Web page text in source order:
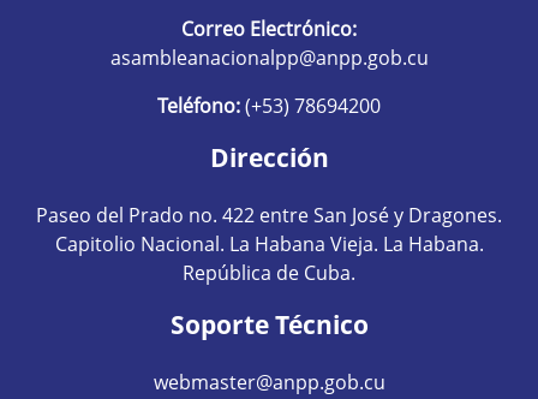
Correo Electrónico:
asambleanacionalpp@anpp.gob.cu
Teléfono:(+53) 78694200
Dirección
Paseo del Prado no. 422 entre San José y Dragones.
Capitolio Nacional. La Habana Vieja. La Habana.
República de Cuba.
Soporte Técnico
webmaster@anpp.gob.cu